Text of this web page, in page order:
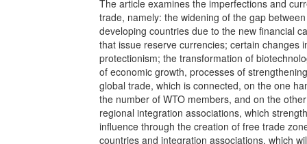
The article examines the imperfections and
trade, namely: the widening of the gap
developing countries due to the new financial
that issue reserve currencies; certain changes
protectionism; the transformation of
of economic growth, processes of
global trade, which is connected, on the one
the number of WTO members, and on the
regional integration associations, which
influence through the creation of free trade
countries and integration associations, which